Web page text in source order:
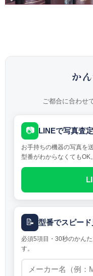
か
ご都合に合わせ
📷 LINEで写真査定
お手持ちの機器の写真を送
型番がわからなくてもOK。
📝 型番でスピー
必須5項目・30秒のかん
す。